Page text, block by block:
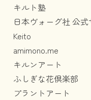
キルト塾
日本ヴォーグ社 公式
Keito
amimono.me
キルンアート
ふしぎな花倶楽部
プラントアート